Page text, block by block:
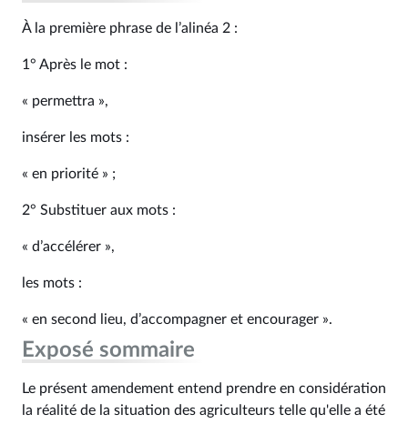
À la première phrase de l’alinéa 2 :
1° Après le mot :
« permettra »,
insérer les mots :
« en priorité » ;
2° Substituer aux mots :
« d’accélérer »,
les mots :
« en second lieu, d’accompagner et encourager ».
Exposé sommaire
Le présent amendement entend prendre en considération
la réalité de la situation des agriculteurs telle qu'elle a été